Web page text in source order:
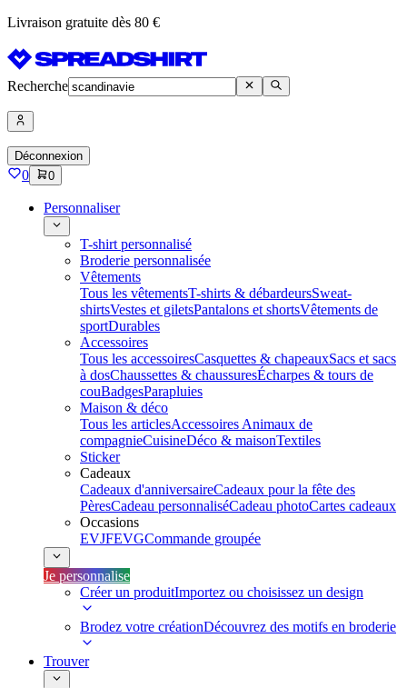
Livraison gratuite dès 80 €
Recherche
Déconnexion
0 0
Personnaliser
T-shirt personnalisé
Broderie personnalisée
Vêtements
Tous les vêtementsT-shirts & débardeursSweat-
shirtsVestes et giletsPantalons et shortsVêtements de
sportDurables
Accessoires
Tous les accessoiresCasquettes & chapeauxSacs et sacs
à dosChaussettes & chaussuresÉcharpes & tours de
couBadgesParapluies
Maison & déco
Tous les articlesAccessoires Animaux de
compagnieCuisineDéco & maisonTextiles
Sticker
Cadeaux
Cadeaux d'anniversaireCadeaux pour la fête des
PèresCadeau personnaliséCadeau photoCartes cadeaux
Occasions
EVJFEVGCommande groupée
Je personnalise
Créer un produitImportez ou choisissez un design
Brodez votre créationDécouvrez des motifs en broderie
Trouver